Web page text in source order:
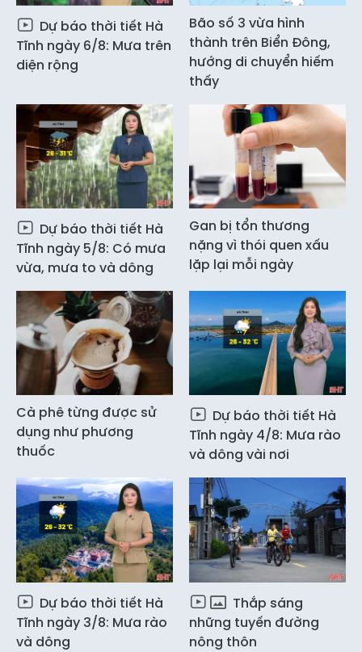
Dự báo thời tiết Hà
Tĩnh ngày 6/8: Mưa trên
diện rộng
Bão số 3 vừa hình
thành trên Biển Đông,
hướng di chuyển hiếm
thấy
Dự báo thời tiết Hà
Tĩnh ngày 5/8: Có mưa
vừa, mưa to và dông
Gan bị tổn thương
nặng vì thói quen xấu
lặp lại mỗi ngày
Cà phê từng được sử
dụng như phương
thuốc
Dự báo thời tiết Hà
Tĩnh ngày 4/8: Mưa rào
và dông vài nơi
Dự báo thời tiết Hà
Tĩnh ngày 3/8: Mưa rào
và dông
Thắp sáng
những tuyến đường
nông thôn